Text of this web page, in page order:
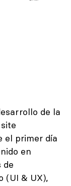
de la
el primer día
en
de
(UI & UX),